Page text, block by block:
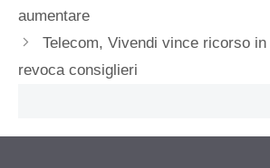
aumentare
Telecom, Vivendi vince ricorso
revoca consiglieri